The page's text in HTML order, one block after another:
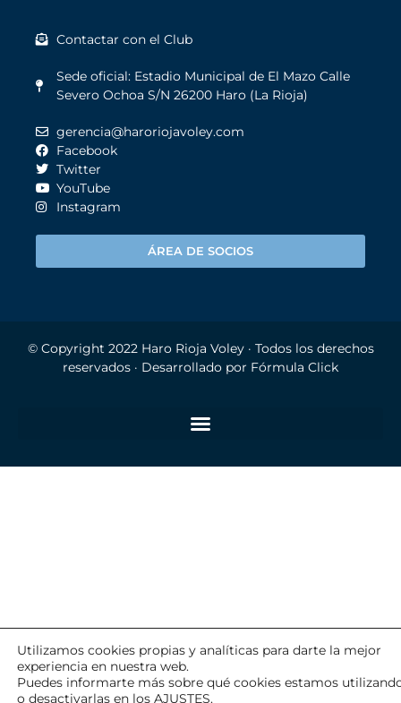
Contactar con el Club
Sede oficial: Estadio Municipal de El Mazo Calle
Severo Ochoa S/N 26200 Haro (La Rioja)
gerencia@haroriojavoley.com
Facebook
Twitter
YouTube
Instagram
ÁREA DE SOCIOS
© Copyright 2022 Haro Rioja Voley· Todos los derechos
reservados · Desarrollado por Fórmula Click
Utilizamos cookies propias y analíticas para darte la mejor
experiencia en nuestra web.
Puedes informarte más sobre qué cookies estamos
o desactivarlas en los AJUSTES.